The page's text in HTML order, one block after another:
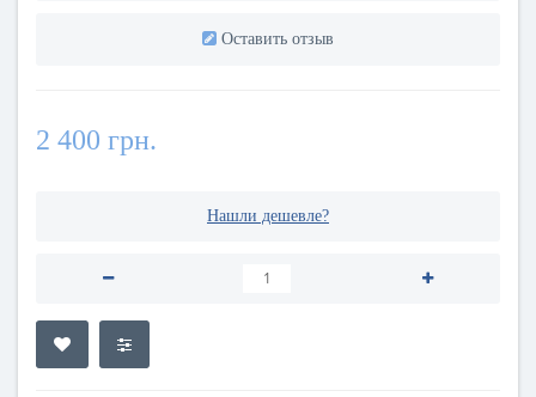
Оставить отзыв
2 400 грн.
Нашли дешевле?